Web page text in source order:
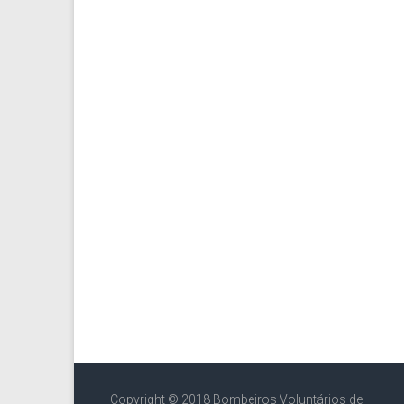
Copyright © 2018 Bombeiros Voluntários de